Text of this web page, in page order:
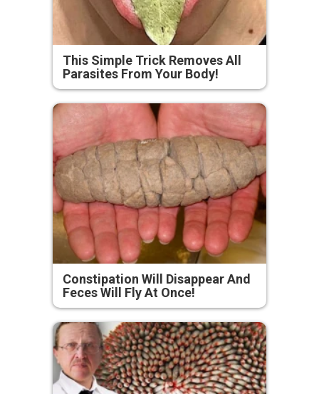
This Simple Trick Removes All
Parasites From Your Body!
Constipation Will Disappear And
Feces Will Fly At Once!